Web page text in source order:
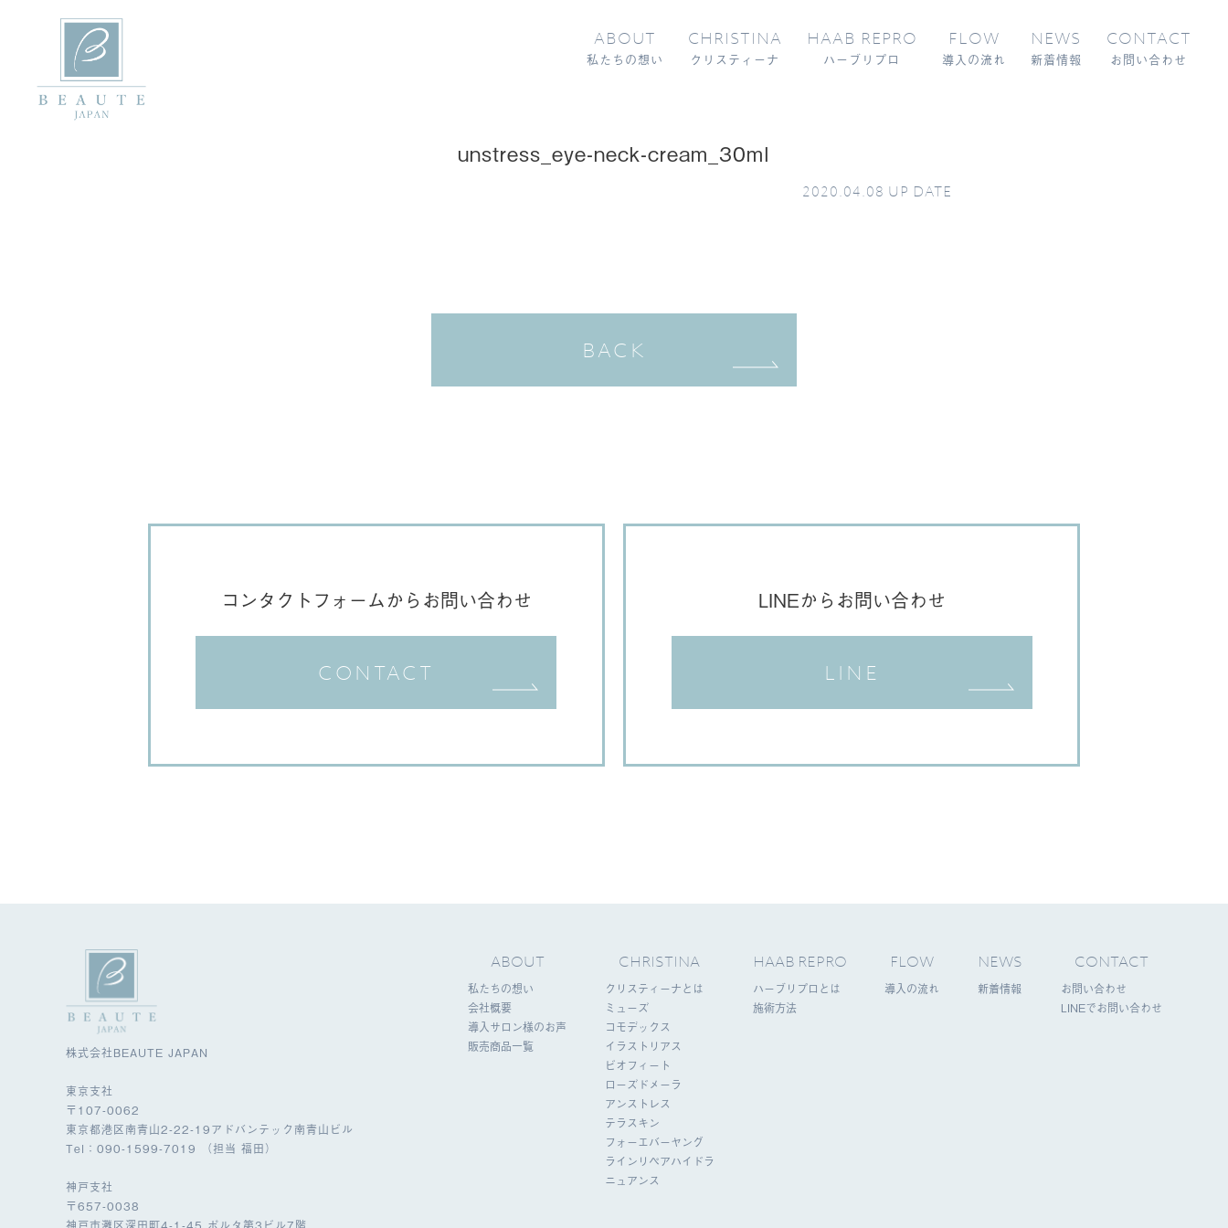
ABOUT
私たちの想い
CHRISTINA
クリスティーナ
HAAB REPRO
ハーブリプロ
FLOW
導入の流れ
NEWS
新着情報
CONTACT
お問い合わせ
unstress_eye-neck-cream_30ml
2020.04.08 UP DATE
BACK
コンタクトフォームからお問い合わせ
CONTACT
LINEからお問い合わせ
LINE
株式会社BEAUTE JAPAN
東京支社
〒107-0062
東京都港区南青山2-22-19アドバンテック南青山ビル
Tel：090-1599-7019 （担当 福田）
神戸支社
〒657-0038
ABOUT
私たちの想い
会社概要
導入サロン様のお声
販売商品一覧
CHRISTINA
クリスティーナとは
ミューズ
コモデックス
イラストリアス
ビオフィート
ローズドメーラ
アンストレス
テラスキン
フォーエバーヤング
ラインリペアハイドラ
ニュアンス
HAAB REPRO
ハーブリプロとは
施術方法
FLOW
導入の流れ
NEWS
新着情報
CONTACT
お問い合わせ
LINEでお問い合わせ